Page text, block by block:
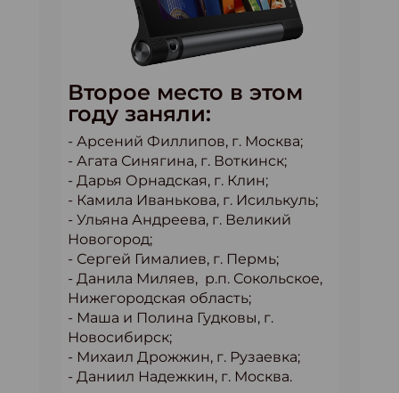
Второе место в этом
году заняли:
- Арсений Филлипов, г. Москва;
- Агата Синягина, г. Воткинск;
- Дарья Орнадская, г. Клин;
- Камила Иванькова, г. Исилькуль;
- Ульяна Андреева, г. Великий
Новогород;
- Сергей Гималиев, г. Пермь;
- Данила Миляев, р.п. Сокольское,
Нижегородская область;
- Маша и Полина Гудковы, г.
Новосибирск;
- Михаил Дрожжин, г. Рузаевка;
- Даниил Надежкин, г. Москва.